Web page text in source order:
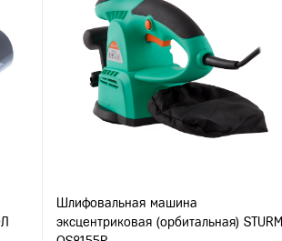
Шлифовальная машина
эксцентриковая (орбитальная) STURM